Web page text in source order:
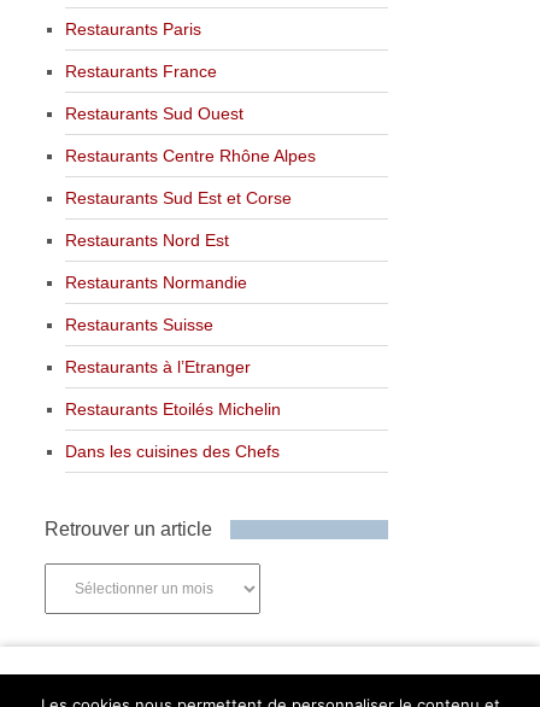
Restaurants Paris
Restaurants France
Restaurants Sud Ouest
Restaurants Centre Rhône Alpes
Restaurants Sud Est et Corse
Restaurants Nord Est
Restaurants Normandie
Restaurants Suisse
Restaurants à l’Etranger
Restaurants Etoilés Michelin
Dans les cuisines des Chefs
Retrouver un article